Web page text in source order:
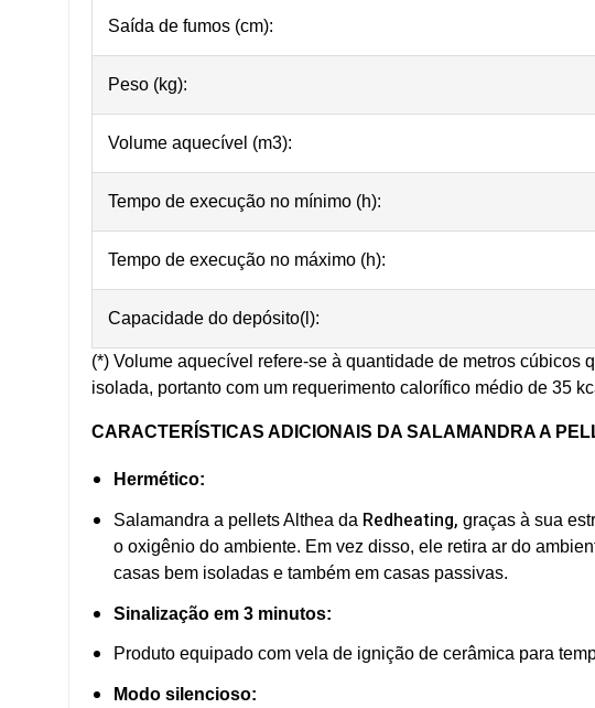
Saída de fumos (cm):
Peso (kg):
Volume aquecível (m3):
Tempo de execução no mínimo (h):
Tempo de execução no máximo (h):
Capacidade do depósito(l):
(*) Volume aquecível refere-se à quantidade de metros cúbicos
isolada, portanto com um requerimento calorífico médio de 35
CARACTERÍSTICAS ADICIONAIS DA SALAMANDRA A
Hermético:
Salamandra a pellets Althea da Redheating, graças à sua
o oxigênio do ambiente. Em vez disso, ele retira ar do
casas bem isoladas e também em casas passivas.
Sinalização em 3 minutos:
Produto equipado com vela de ignição de cerâmica para
Modo silencioso: